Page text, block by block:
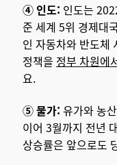
④ 인도: 인도는
준 세계 5위 경제대
인 자동차와 반도체
정책을 정부 차원에
요.
⑤ 물가: 유가와 농
이어 3월까지 전년
상승률은 앞으로도